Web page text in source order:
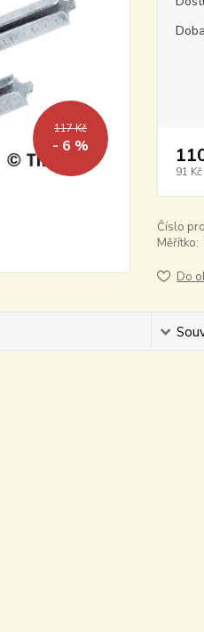
117 Kč
- 6 %
91 Kč
Číslo
Měřítko:
Do